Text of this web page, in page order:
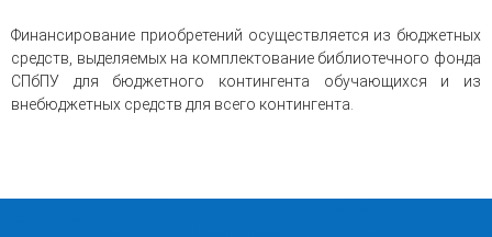
Финансирование приобретений осуществляется из бюджетных
средств, выделяемых на комплектование библиотечного фонда
СПбПУ для бюджетного контингента обучающихся и из
внебюджетных средств для всего контингента.